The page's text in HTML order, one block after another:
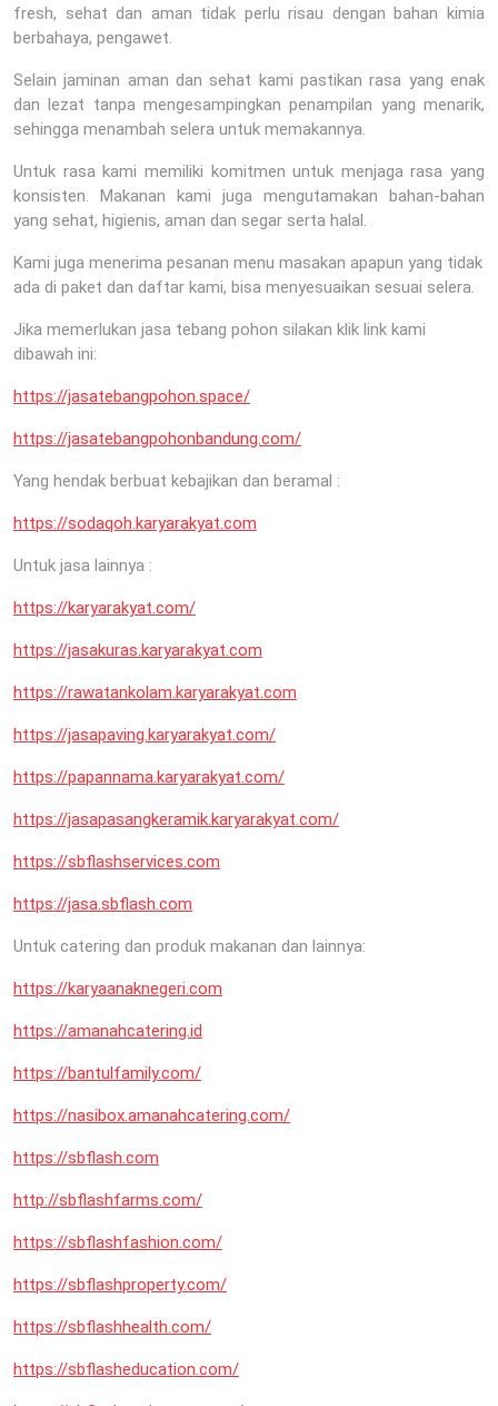
fresh, sehat dan aman tidak perlu risau dengan bahan kimia
berbahaya, pengawet.
Selain jaminan aman dan sehat kami pastikan rasa yang enak
dan lezat tanpa mengesampingkan penampilan yang menarik,
sehingga menambah selera untuk memakannya.
Untuk rasa kami memiliki komitmen untuk menjaga rasa yang
konsisten. Makanan kami juga mengutamakan bahan-bahan
yang sehat, higienis, aman dan segar serta halal.
Kami juga menerima pesanan menu masakan apapun yang tidak
ada di paket dan daftar kami, bisa menyesuaikan sesuai selera.
Jika memerlukan jasa tebang pohon silakan klik link kami
dibawah ini:
https://jasatebangpohon.space/
https://jasatebangpohonbandung.com/
Yang hendak berbuat kebajikan dan beramal :
https://sodaqoh.karyarakyat.com
Untuk jasa lainnya :
https://karyarakyat.com/
https://jasakuras.karyarakyat.com
https://rawatankolam.karyarakyat.com
https://jasapaving.karyarakyat.com/
https://papannama.karyarakyat.com/
https://jasapasangkeramik.karyarakyat.com/
https://sbflashservices.com
https://jasa.sbflash.com
Untuk catering dan produk makanan dan lainnya:
https://karyaanaknegeri.com
https://amanahcatering.id
https://bantulfamily.com/
https://nasibox.amanahcatering.com/
https://sbflash.com
http://sbflashfarms.com/
https://sbflashfashion.com/
https://sbflashproperty.com/
https://sbflashhealth.com/
https://sbflasheducation.com/